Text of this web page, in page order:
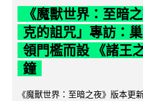
《魔獸世界：至暗
克的詛咒」專訪：
領門檻而設 《諸王
鐘
《魔獸世界：至暗之夜》版本更